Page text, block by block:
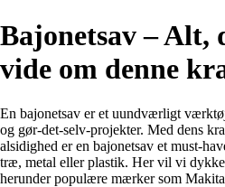
Bajonetsav – Alt,
vide om denne
En bajonetsav er et uundværligt
og gør-det-selv-projekter. Med dens
alsidighed er en bajonetsav et must-
træ, metal eller plastik. Her vil vi dykke
herunder populære mærker som